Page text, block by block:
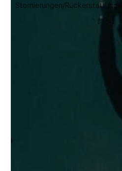
Stornierungen/Rückerstattungen